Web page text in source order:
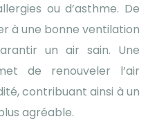
ou d’asthme. De
à une bonne ventilation
un air sain. Une
de renouveler l’air
contribuant ainsi à un
agréable.